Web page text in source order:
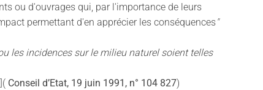
ou d'ouvrages qui, par l'importance de leurs
permettant d'en apprécier les conséquences"
les incidences sur le milieu naturel soient telles
Conseil d’Etat, 19 juin 1991, n° 104 827)